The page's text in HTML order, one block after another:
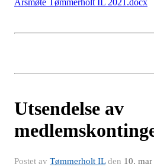
Årsmøte Tømmerholt IL 2021.docx
Utsendelse av
Postet av Tømmerholt ILden 10. mar